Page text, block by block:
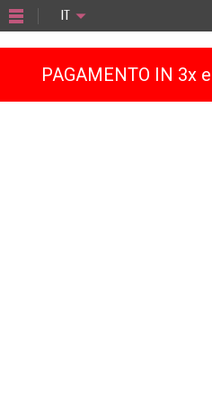
PAGAMENTO IN 3x
IT